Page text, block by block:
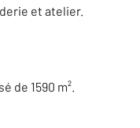
et atelier.
de 1590 m².